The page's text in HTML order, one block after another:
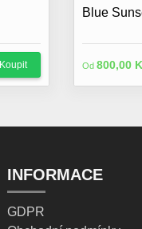
Koupit
Blue
Od 800,00
INFORMACE
GDPR